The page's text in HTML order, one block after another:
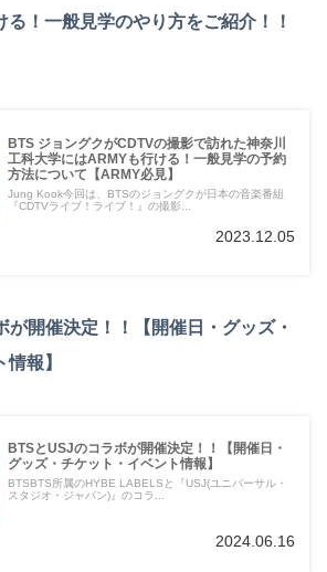
！一般見学のやり方をご紹介！！
BTS ジョングクがCDTVの撮影で訪れた神奈川
工科大学にはARMYも行ける！一般見学の予約
方法について【ARMY必見】
Jung Kook今回は、BTSのジョングクが日本の音楽番組
『CDTVライブ！ライブ！』の撮影...
2023.12.05
が開催決定！！【開催日・グッズ・
報】
BTSとUSJのコラボが開催決定！！【開催日・
グッズ・チケット・イベント情報】
BTSBTS所属のHYBE LABELSと『USJ(ユニバーサル・
スタジオ・ジャパン)』のコラ...
2024.06.16